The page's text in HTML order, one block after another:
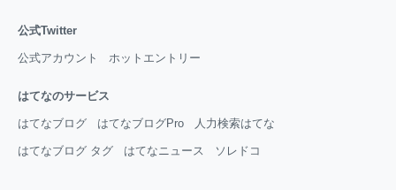
公式Twitter
公式アカウント ホットエントリー
はてなのサービス
はてなブログ はてなブログPro 人力検索はてな
はてなブログ タグ はてなニュース ソレドコ